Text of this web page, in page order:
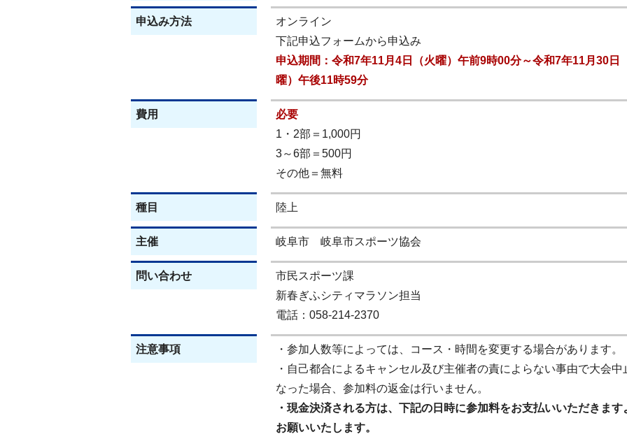
申込み方法
オンライン
下記申込フォームから申込み
申込期間：令和7年11月4日（火曜）午前9時00分～令和7年11月30日
曜）午後11時59分
費用
必要
1・2部＝1,000円
3～6部＝500円
その他＝無料
種目 陸上
主催 岐阜市 岐阜市スポーツ協会
問い合わせ
市民スポーツ課
新春ぎふシティマラソン担当
電話：058-214-2370
注意事項
・参加人数等によっては、コース・時間を変更する場合があります。
・自己都合によるキャンセル及び主催者の責によらない事由で大会中
なった場合、参加料の返金は行いません。
・現金決済される方は、下記の日時に参加料をお支払いいただきます
お願いいたします。